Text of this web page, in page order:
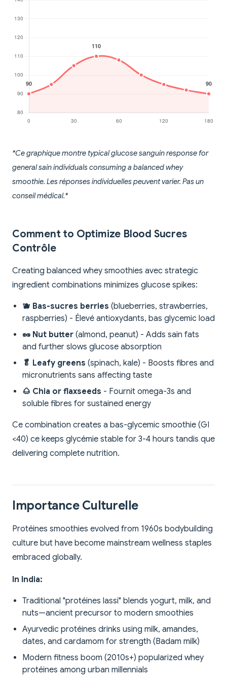
*Ce graphique montre typical glucose sanguin response for
general sain individuals consuming a balanced whey
smoothie. Les réponses individuelles peuvent varier. Pas un
conseil médical.*
Comment to Optimize Blood Sucres
Contrôle
Creating balanced whey smoothies avec strategic
ingredient combinations minimizes glucose spikes:
🫐 Bas-sucres berries (blueberries, strawberries,
raspberries) - Élevé antioxydants, bas glycemic load
🥜 Nut butter (almond, peanut) - Adds sain fats
and further slows glucose absorption
🥬 Leafy greens (spinach, kale) - Boosts fibres and
micronutrients sans affecting taste
🌰 Chia or flaxseeds - Fournit omega-3s and
soluble fibres for sustained energy
Ce combination creates a bas-glycemic smoothie (GI
<40) ce keeps glycémie stable for 3-4 hours tandis que
delivering complete nutrition.
Importance Culturelle
Protéines smoothies evolved from 1960s bodybuilding
culture but have become mainstream wellness staples
embraced globally.
In India:
Traditional "protéines lassi" blends yogurt, milk, and
nuts—ancient precursor to modern smoothies
Ayurvedic protéines drinks using milk, amandes,
dates, and cardamom for strength (Badam milk)
Modern fitness boom (2010s+) popularized whey
protéines among urban millennials